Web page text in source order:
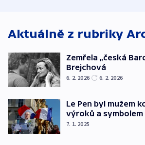
Aktuálně z rubriky
Zemřela „česká
Brejchová
6. 2. 2026 6. 2. 2026
Le Pen byl mužem
výroků a symbolem
7. 1. 2025